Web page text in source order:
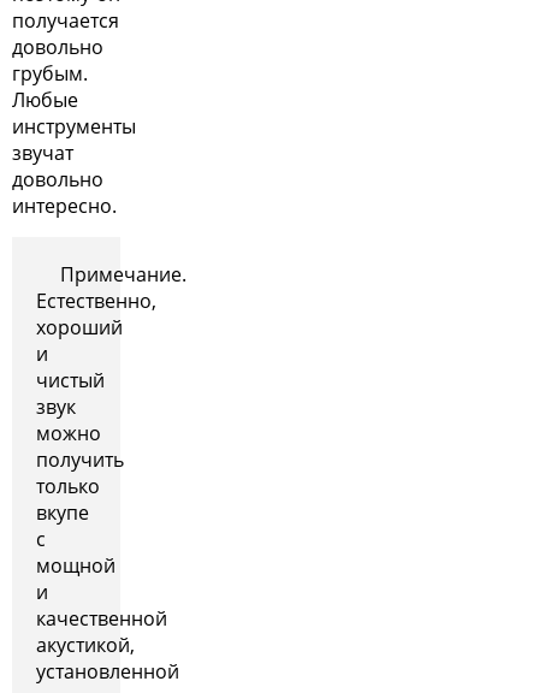
получается
довольно
грубым.
Любые
инструменты
звучат
довольно
интересно.
Примечание.
Естественно,
хороший
и
чистый
звук
можно
получить
только
вкупе
с
мощной
и
качественной
акустикой,
установленной